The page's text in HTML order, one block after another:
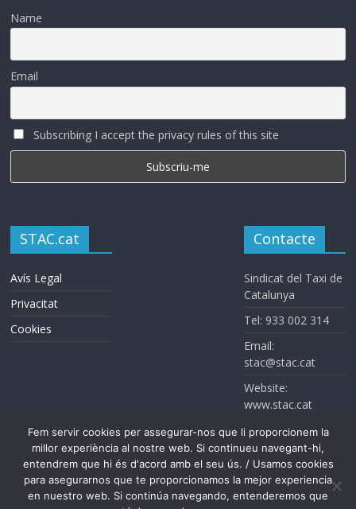
Name
Email
Subscribing I accept the privacy rules of this site
STAC.cat
Avís Legal
Privacitat
Cookies
Contacte
Sindicat del Taxi de
Catalunya
Tel: 933 002 314
Email:
stac@stac.cat
Website:
www.stac.cat
Fem servir cookies per assegurar-nos que li proporcionem la
millor experiència al nostre web. Si continueu navegant-hi,
entendrem que hi és d'acord amb el seu ús. / Usamos cookies
para asegurarnos que te proporcionamos la mejor experiencia
en nuestro web. Si continúa navegando, entenderemos que